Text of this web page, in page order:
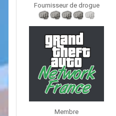
Fournisseur de drogue
Membre